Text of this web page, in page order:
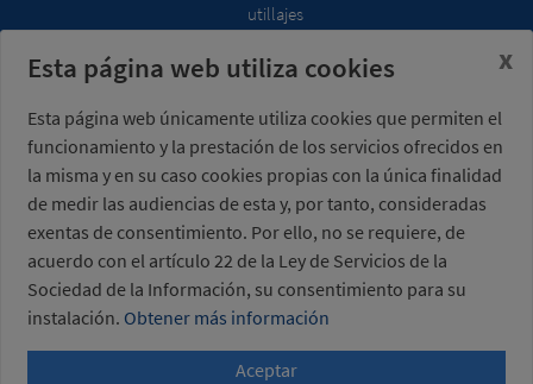
utillajes
Misati S.L.
08960 Sant Just
Desvern
Barcelona - España
Horario
7:00 - 15:00 h (UTC+01:00)
+34 934 404 727
misati@misati.com
Con el apoyo de ACCIÓ-Proyecto impulsado con
Esta página web utiliza cookies
Esta página web únicamente utiliza cookies que permiten el
funcionamiento y la prestación de los servicios ofrecidos en
la misma y en su caso cookies propias con la única finalidad
de medir las audiencias de esta y, por tanto, consideradas
exentas de consentimiento. Por ello, no se requiere, de
acuerdo con el artículo 22 de la Ley de Servicios de la
Sociedad de la Información, su consentimiento para su
instalación. Obtener más información
Aceptar
x